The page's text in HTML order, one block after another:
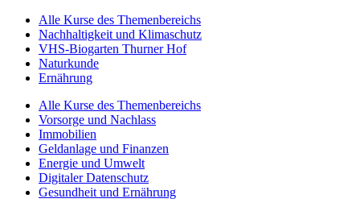
Alle Kurse des Themenbereichs
Nachhaltigkeit und Klimaschutz
VHS-Biogarten Thurner Hof
Naturkunde
Ernährung
Alle Kurse des Themenbereichs
Vorsorge und Nachlass
Immobilien
Geldanlage und Finanzen
Energie und Umwelt
Digitaler Datenschutz
Gesundheit und Ernährung